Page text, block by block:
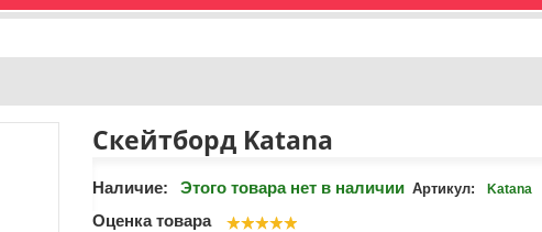
Скейтборд Katana
Наличие: Этого товара нет в наличии Артикул: Katana
Оценка товара